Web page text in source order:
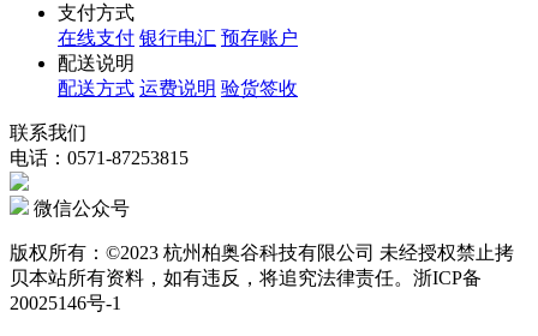
支付方式
在线支付 银行电汇 预存账户
配送说明
配送方式 运费说明 验货签收
联系我们
电话：0571-87253815
微信公众号
版权所有：©2023 杭州柏奥谷科技有限公司 未经授权禁止拷
贝本站所有资料，如有违反，将追究法律责任。浙ICP备
20025146号-1